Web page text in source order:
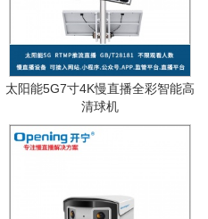
太阳能5G7寸4K慢直播全彩智能高
清球机